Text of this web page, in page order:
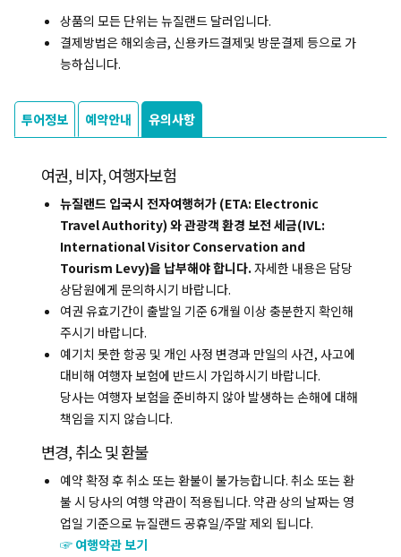
상품의 모든 단위는 뉴질랜드 달러입니다.
결제방법은 해외송금, 신용카드결제및 방문결제 등으로 가
능하십니다.
투어정보 예약안내 유의사항
여권, 비자, 여행자보험
뉴질랜드 입국시 전자여행허가 (ETA: Electronic
Travel Authority) 와 관광객 환경 보전 세금(IVL:
International Visitor Conservation and
Tourism Levy)을 납부해야 합니다. 자세한 내용은 담당
상담원에게 문의하시기 바랍니다.
여권 유효기간이 출발일 기준 6개월 이상 충분한지 확인해
주시기 바랍니다.
예기치 못한 항공 및 개인 사정 변경과 만일의 사건, 사고에
대비해 여행자 보험에 반드시 가입하시기 바랍니다.
당사는 여행자 보험을 준비하지 않아 발생하는 손해에 대해
책임을 지지 않습니다.
변경, 취소 및 환불
예약 확정 후 취소 또는 환불이 불가능합니다. 취소 또는 환
불 시 당사의 여행 약관이 적용됩니다. 약관 상의 날짜는 영
업일 기준으로 뉴질랜드 공휴일/주말 제외 됩니다.
☞ 여행약관 보기